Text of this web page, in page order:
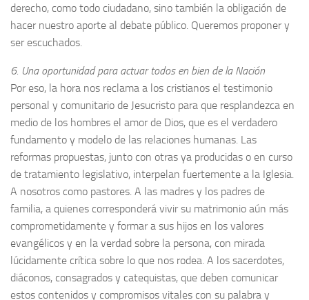
derecho, como todo ciudadano, sino también la obligación de
hacer nuestro aporte al debate público. Queremos proponer y
ser escuchados.
6. Una oportunidad para actuar todos en bien de la Nación
Por eso, la hora nos reclama a los cristianos el testimonio
personal y comunitario de Jesucristo para que resplandezca en
medio de los hombres el amor de Dios, que es el verdadero
fundamento y modelo de las relaciones humanas. Las
reformas propuestas, junto con otras ya producidas o en curso
de tratamiento legislativo, interpelan fuertemente a la Iglesia.
A nosotros como pastores. A las madres y los padres de
familia, a quienes corresponderá vivir su matrimonio aún más
comprometidamente y formar a sus hijos en los valores
evangélicos y en la verdad sobre la persona, con mirada
lúcidamente crítica sobre lo que nos rodea. A los sacerdotes,
diáconos, consagrados y catequistas, que deben comunicar
estos contenidos y compromisos vitales con su palabra y